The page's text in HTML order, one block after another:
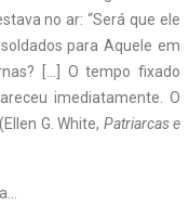
no ar: “Será que ele
para Aquele em
[…] O tempo fixado
imediatamente. O
G. White, Patriarcas e